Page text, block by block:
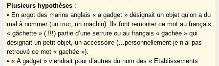
Plusieurs hypothèses :
• En argot des marins anglais « a gadget » désignait un objet qu’on a du
mal à nommer (un truc, un machin). Ils font remonter ce mot au français
« gâchette » ( !!!) partie d’une serrure ou au français « gachée » qui
désignait un petit objet, un accessoire (…personnellement je n’ai pas
retrouvé ce mot « gachée »).
• « A gadget » viendrait pour d’autres du nom des « Etablissements